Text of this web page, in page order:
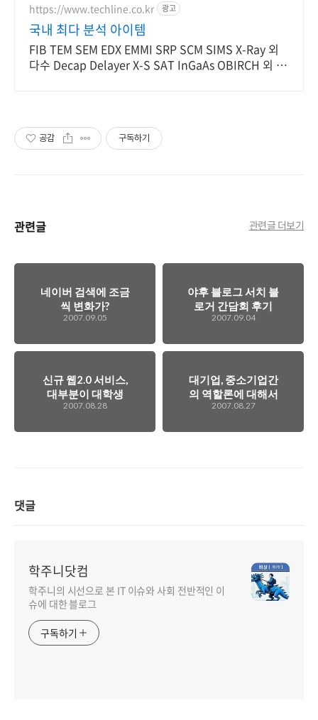
https://www.techline.co.kr 광고
국내 최다 분석 아이템
FIB TEM SEM EDX EMMI SRP SCM SIMS X-Ray 외
다수 Decap Delayer X-S SAT InGaAs OBIRCH 외 다
공감 구독하기
관련글 관련글 더보기
네이버 검색에 조금
씩 변화가?
2007.09.05
야후 블로그 서치 블
로거 간담회 후기
2007.09.04
신규 웹2.0 서비스,
대부분이 대학생
CEO
2007.08.28
대기업, 중소기업간
의 역할론에 대해서
2007.08.27
댓글
학주니닷컴
학주니의 시선으로 본 IT 이슈와 사회 전반적인 이
슈에 대한 블로그
구독하기